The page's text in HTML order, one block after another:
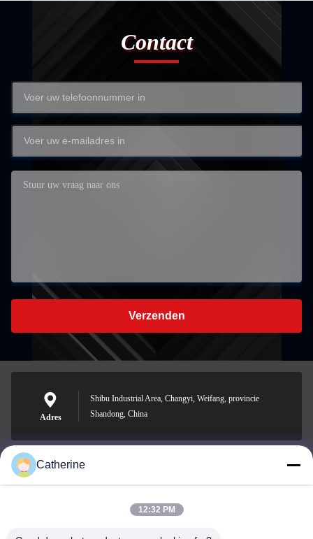
Contact
Verzenden
Adres
Shibu Industrial Area, Changyi, Weifang, provincie
Shandong, China
padraic@huayumachine.cn
Catherine
12:32 PM